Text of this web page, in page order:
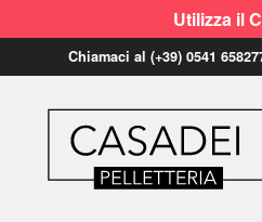
Utilizza il
Chiamaci al (+39) 0541